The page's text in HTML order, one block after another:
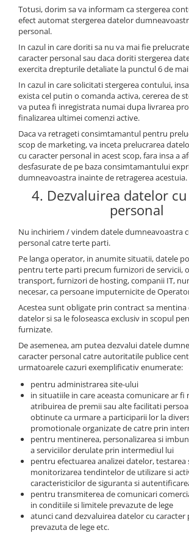
Totusi, dorim sa va informam ca stergerea
efect automat stergerea datelor
personal.
In cazul in care doriti sa nu va mai fie
caracter personal sau daca doriti stergerea
exercita drepturile detaliate la punctul 6 de
In cazul in care solicitati stergerea contului,
exista cel putin o comanda activa, cererea de
va putea fi inregistrata numai dupa livrarea
finalizarea ultimei comenzi active.
Daca va retrageti consimtamantul pentru
scop de marketing, va inceta prelucrarea
cu caracter personal in acest scop, fara insa a
desfasurate de pe baza consimtamantului
dumneavoastra inainte de retragerea acestuia.
4. Dezvaluirea datelor
personal
Nu inchiriem / vindem datele dumneavoastra
personal catre terte parti.
Pe langa operator, in anumite situatii, datele
pentru terte parti precum furnizori de servicii,
transport, furnizori de hosting, companii IT,
necesar, ca persoane imputernicite de
Acestea sunt obligate prin contract sa
datelor si sa le foloseasca exclusiv in scopul
furnizate.
De asemenea, am putea dezvalui datele
caracter personal catre autoritatile publice
urmatoarele cazuri exemplificativ enumerate:
pentru administrarea site-ului
in situatiile in care aceasta comunicare ar fi
atribuirea de premii sau alte facilitati
obtinute ca urmare a participarii lor la
promotionale organizate de catre prin
pentru mentinerea, personalizarea si
a serviciilor derulate prin intermediul lui
pentru efectuarea analizei datelor, testarea
monitorizarea tendintelor de utilizare si
caracteristicilor de siguranta si
pentru transmiterea de comunicari
in conditiile si limitele prevazute de lege
atunci cand dezvaluirea datelor cu caracter
prevazuta de lege etc.